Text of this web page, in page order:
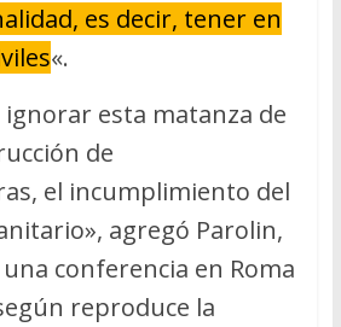
es decir, tener en
«.
esta matanza de
de
el incumplimiento del
agregó Parolin,
conferencia en Roma
reproduce la